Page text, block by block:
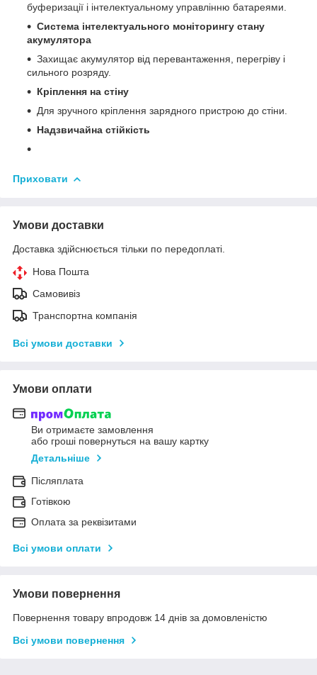
буферизації і інтелектуальному управлінню батареями.
Система інтелектуального моніторингу стану
акумулятора
Захищає акумулятор від перевантаження, перегріву і
сильного розряду.
Кріплення на стіну
Для зручного кріплення зарядного пристрою до стіни.
Надзвичайна стійкість
Приховати
Умови доставки
Доставка здійснюється тільки по передоплаті.
Нова Пошта
Самовивіз
Транспортна компанія
Всі умови доставки
Умови оплати
Ви отримаєте замовлення
або гроші повернуться на вашу картку
Детальніше
Післяплата
Готівкою
Оплата за реквізитами
Всі умови оплати
Умови повернення
Повернення товару впродовж 14 днів за домовленістю
Всі умови повернення